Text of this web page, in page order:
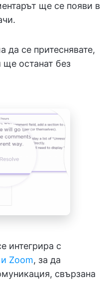
ще се появи в
да се притеснявате,
останат без
интегрира с
Zoom, за да
свързана